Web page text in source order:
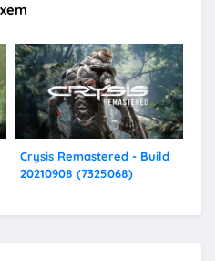
Crysis Remastered - Build
20210908 (7325068)